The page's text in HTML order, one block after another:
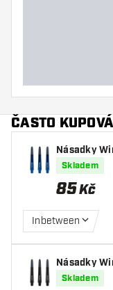
ČASTO
Násadky
Skladem
85Kč
Inbetween
Násadky
Skladem